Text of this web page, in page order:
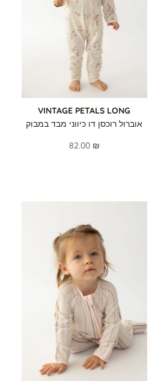
VINTAGE PETALS LONG
אוברול רוכסן דו כיווני מבד במבוק
82.00 ₪